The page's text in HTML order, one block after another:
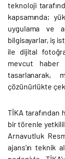
teknoloji
kapsamında;
uygulama ve
bilgisayarlar, iş
ile dijital
mevcut haber
tasarlanarak,
çözünürlükte
TİKA tarafından
bir törenle
Arnavutluk
ajans’ın teknik